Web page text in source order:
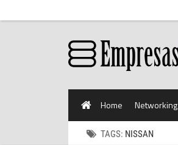
Home Networking
TAGS: NISSAN